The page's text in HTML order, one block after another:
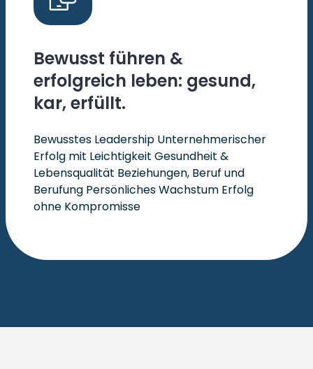
Bewusst führen &
erfolgreich leben: gesund,
kar, erfüllt.
Bewusstes Leadership Unternehmerischer
Erfolg mit Leichtigkeit Gesundheit &
Lebensqualität Beziehungen, Beruf und
Berufung Persönliches Wachstum Erfolg
ohne Kompromisse